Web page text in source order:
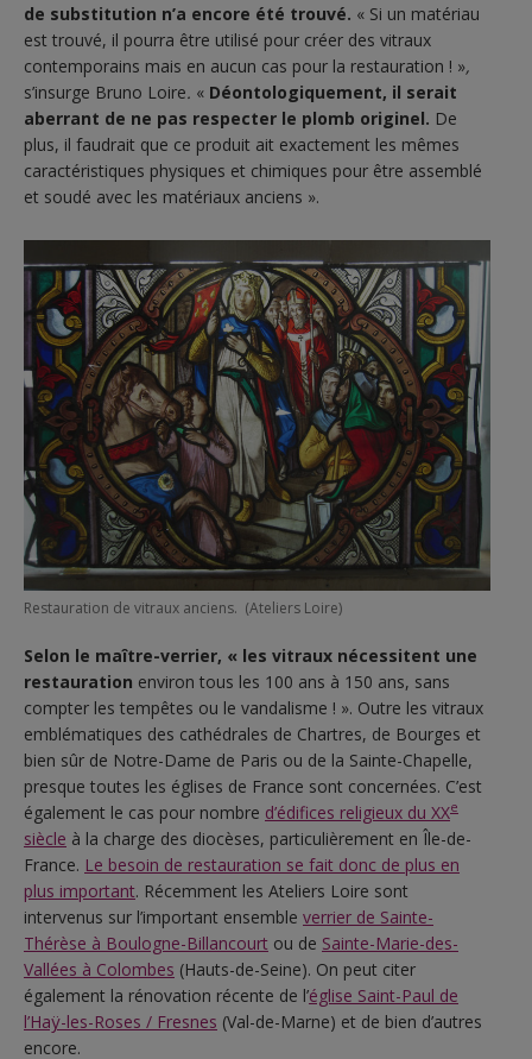
de substitution n’a encore été trouvé. « Si un matériau
est trouvé, il pourra être utilisé pour créer des vitraux
contemporains mais en aucun cas pour la restauration ! »,
s’insurge Bruno Loire. « Déontologiquement, il serait
aberrant de ne pas respecter le plomb originel. De
plus, il faudrait que ce produit ait exactement les mêmes
caractéristiques physiques et chimiques pour être assemblé
et soudé avec les matériaux anciens ».
Restauration de vitraux anciens. (Ateliers Loire)
Selon le maître-verrier, « les vitraux nécessitent une
restauration environ tous les 100 ans à 150 ans, sans
compter les tempêtes ou le vandalisme ! ». Outre les vitraux
emblématiques des cathédrales de Chartres, de Bourges et
bien sûr de Notre-Dame de Paris ou de la Sainte-Chapelle,
presque toutes les églises de France sont concernées. C’est
également le cas pour nombre d’édifices religieux du XXe
siècle à la charge des diocèses, particulièrement en Île-de-
France. Le besoin de restauration se fait donc de plus en
plus important. Récemment les Ateliers Loire sont
intervenus sur l’important ensemble verrier de Sainte-
Thérèse à Boulogne-Billancourt ou de Sainte-Marie-des-
Vallées à Colombes (Hauts-de-Seine). On peut citer
également la rénovation récente de l’église Saint-Paul de
l’Haÿ-les-Roses / Fresnes (Val-de-Marne) et de bien d’autres
encore.